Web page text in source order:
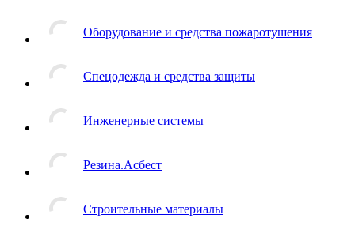
Оборудование и средства пожаротушения
Спецодежда и средства защиты
Инженерные системы
Резина.Асбест
Строительные материалы